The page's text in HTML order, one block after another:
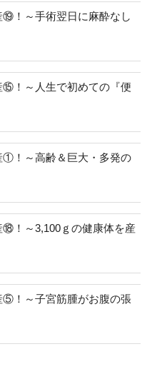
！～手術翌日に麻酔なし
⑮！～人生で初めての『便
①！～高齢＆巨大・多発の
！～3,100ｇの健康体を産
⑤！～子宮筋腫がお腹の張